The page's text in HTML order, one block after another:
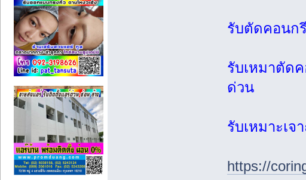
รับตัดคอนก
รับเหมาตัด
ด่วน
รับเหมาะเจ
https://